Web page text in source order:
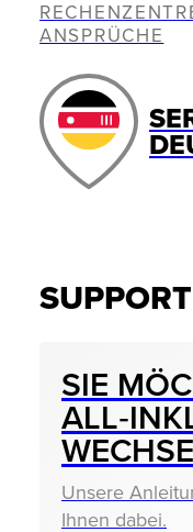
ANSPRÜCHE
SIE
Unsere
Ihnen dabei.